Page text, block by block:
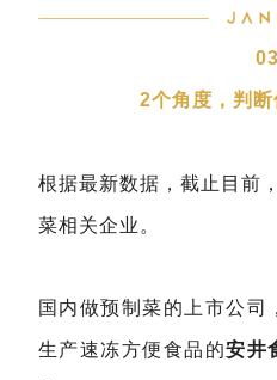
03
2个角度，判
根据最新数据，截止目前
菜相关企业。
国内做预制菜的上市公司
生产速冻方便食品的安井